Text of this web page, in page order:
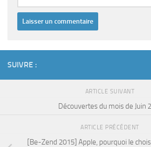
SUIVRE :
ARTICLE SUIVANT
Découvertes du mois de Juin
ARTICLE PRÉCÉDENT
[Be-Zend 2015] Apple, pourquoi le